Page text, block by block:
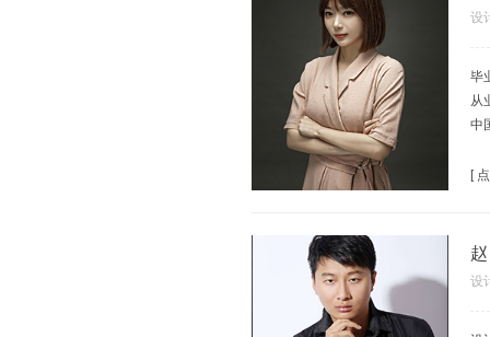
设
毕
从
中
主
北
[
设